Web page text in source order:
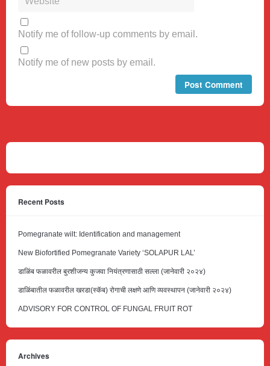
Notify me of follow-up comments by email.
Notify me of new posts by email.
Recent Posts
Pomegranate wilt: Identification and management
New Biofortified Pomegranate Variety ‘SOLAPUR LAL’
डाळिंब फळावरील बुरशीजन्य कुजवा नियंत्रणासाठी सल्ला (जानेवारी २०२४)
डाळिंबातील फळावरील खरडा(स्कॅब) रोगाची लक्षणे आणि व्यवस्थापन (जानेवारी २०२४)
ADVISORY FOR CONTROL OF FUNGAL FRUIT ROT
Archives